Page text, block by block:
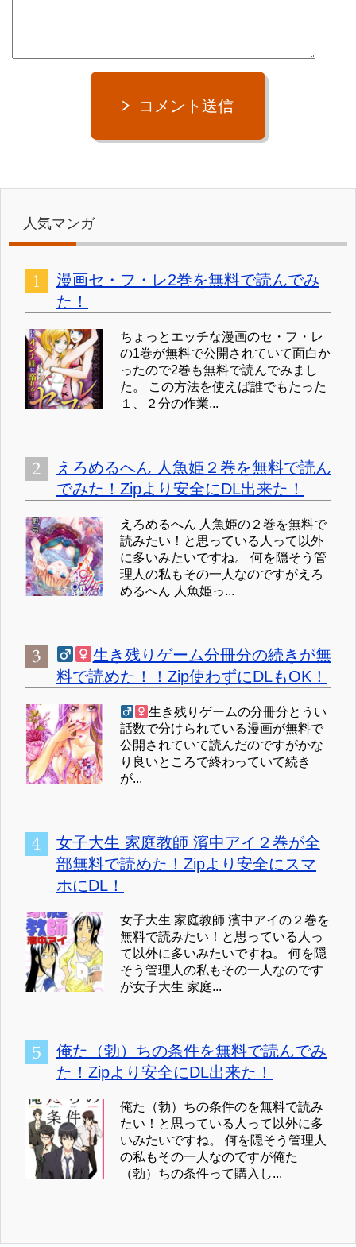
コメント送信
人気マンガ
漫画セ・フ・レ2巻を無料で読んでみ
た！
ちょっとエッチな漫画のセ・フ・レ
の1巻が無料で公開されていて面白か
ったので2巻も無料で読んでみまし
た。 この方法を使えば誰でもたった
１、２分の作業...
えろめるへん 人魚姫２巻を無料で読ん
でみた！Zipより安全にDL出来た！
えろめるへん 人魚姫の２巻を無料で
読みたい！と思っている人って以外
に多いみたいですね。 何を隠そう管
理人の私もその一人なのですがえろ
めるへん 人魚姫っ...
生き残りゲーム分冊分の続きが無
料で読めた！！Zip使わずにDLもOK！
生き残りゲームの分冊分とうい
話数で分けられている漫画が無料で
公開されていて読んだのですがかな
り良いところで終わっていて続き
が...
女子大生 家庭教師 濱中アイ２巻が全
部無料で読めた！Zipより安全にスマ
ホにDL！
女子大生 家庭教師 濱中アイの２巻を
無料で読みたい！と思っている人っ
て以外に多いみたいですね。 何を隠
そう管理人の私もその一人なのです
が女子大生 家庭...
俺た（勃）ちの条件を無料で読んでみ
た！Zipより安全にDL出来た！
俺た（勃）ちの条件のを無料で読み
たい！と思っている人って以外に多
いみたいですね。 何を隠そう管理人
の私もその一人なのですが俺た
（勃）ちの条件って購入し...